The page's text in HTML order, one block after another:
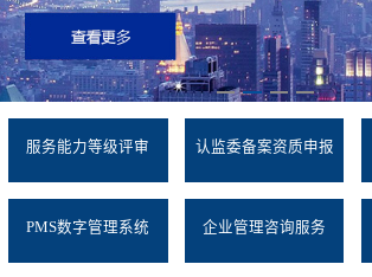
服务能力等级评审 认监委备案资质申报
PMS数字管理系统 企业管理咨询服务